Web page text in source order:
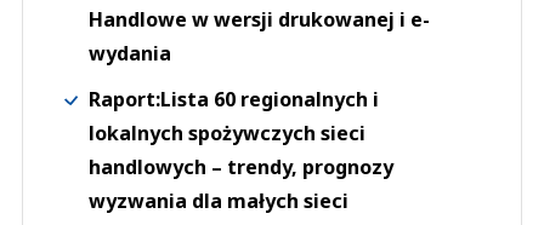
Handlowe w wersji drukowanej i e-
wydania
Raport:Lista 60 regionalnych i
lokalnych spożywczych sieci
handlowych – trendy, prognozy
wyzwania dla małych sieci